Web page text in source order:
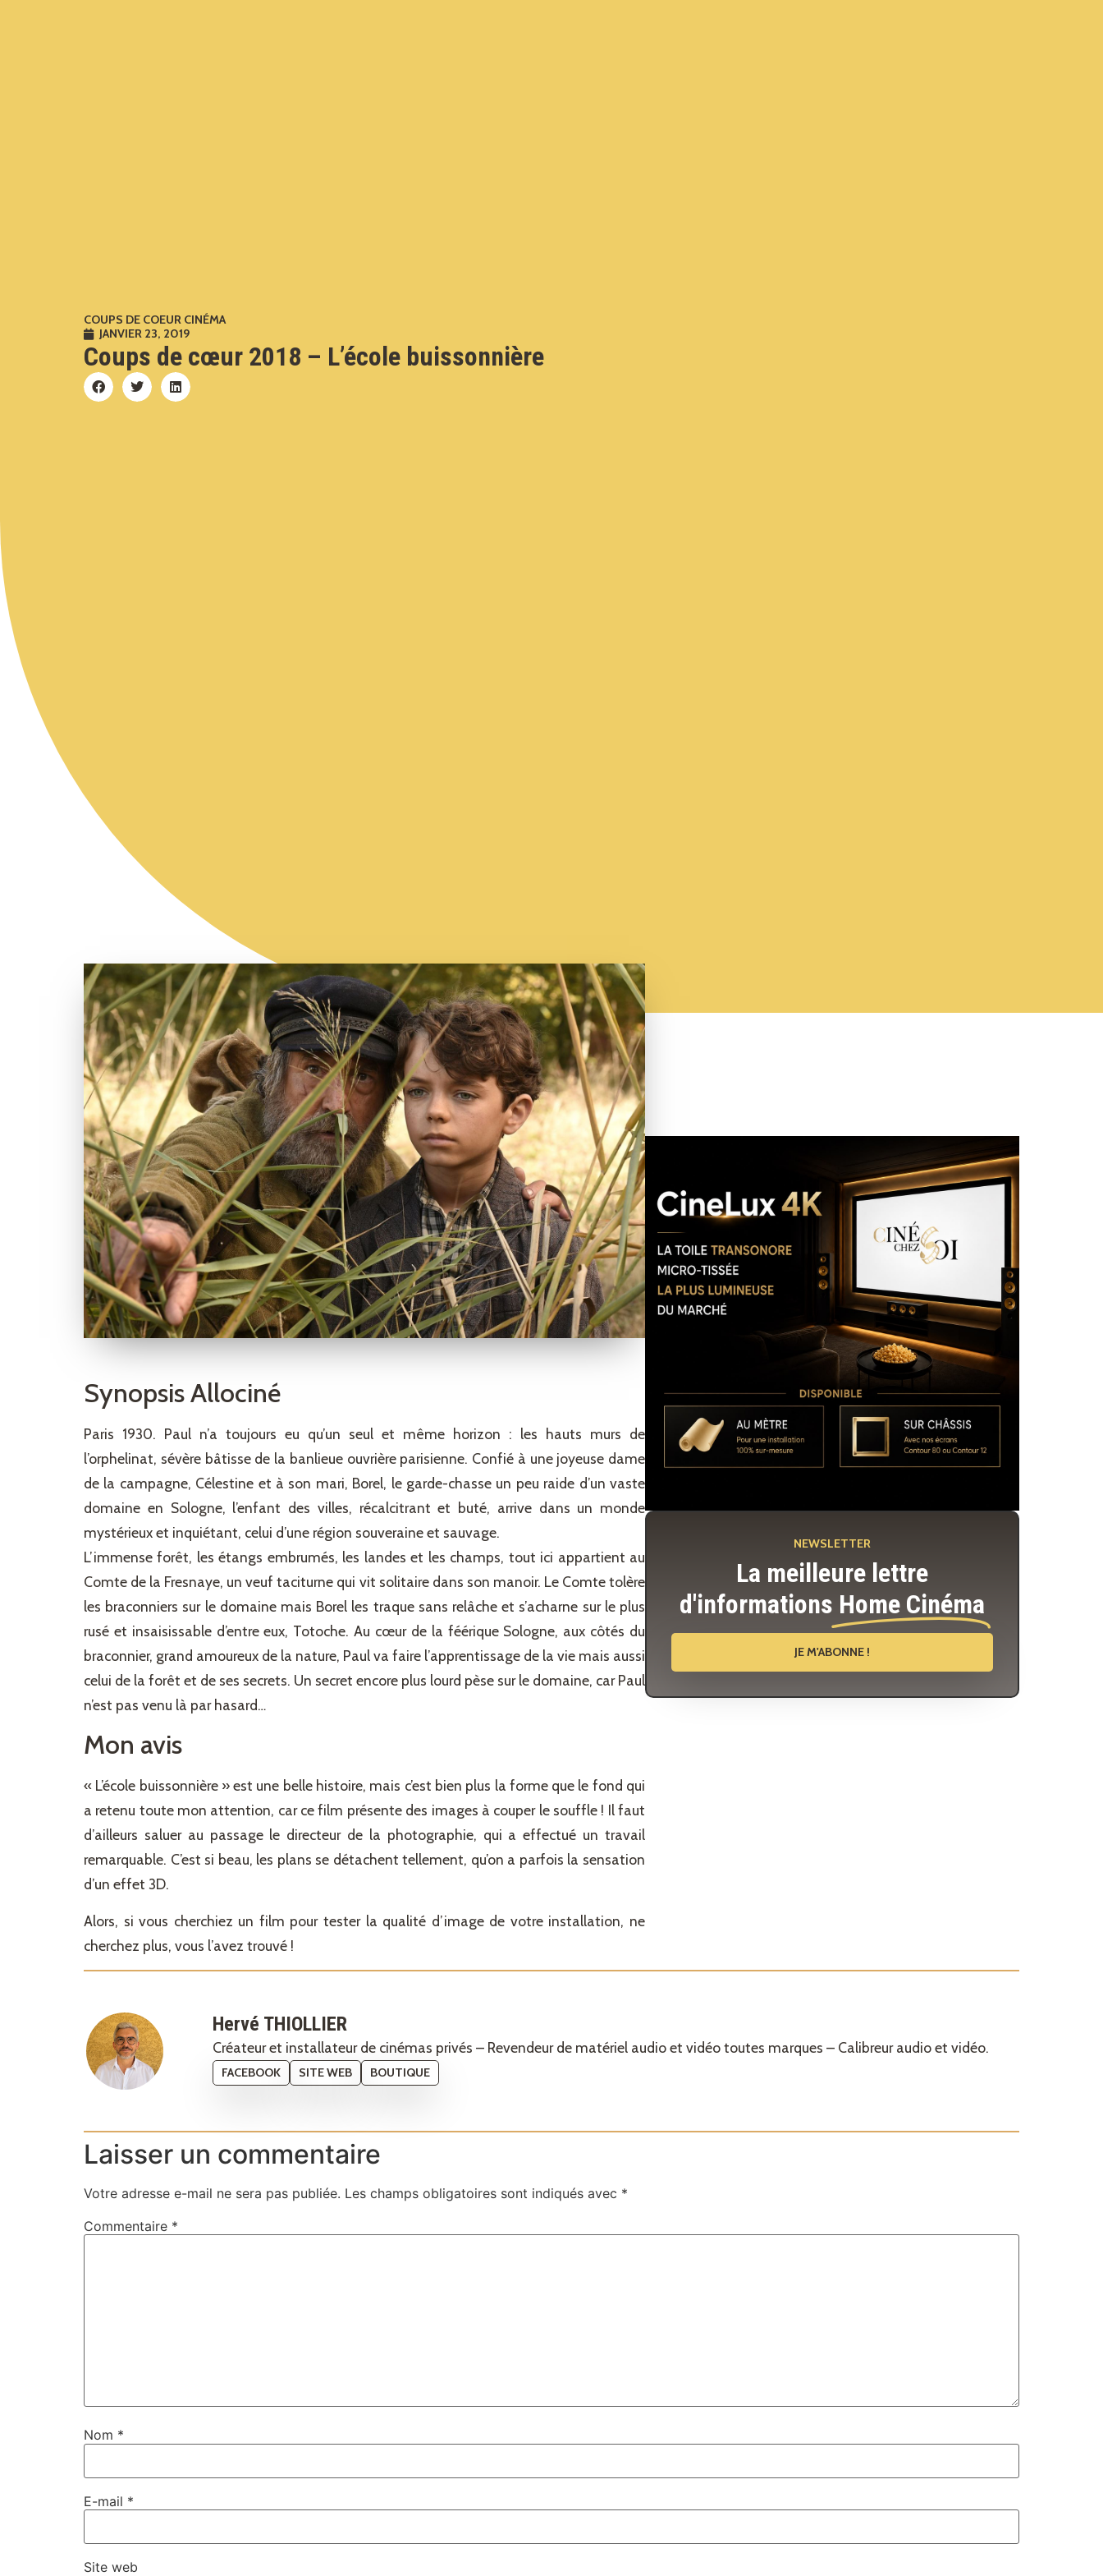
COUPS DE COEUR CINÉMA
JANVIER 23, 2019
Coups de cœur 2018 – L’école buissonnière
Synopsis Allociné
Paris 1930. Paul n’a toujours eu qu’un seul et même horizon : les hauts murs de
l’orphelinat, sévère bâtisse de la banlieue ouvrière parisienne. Confié à une joyeuse dame
de la campagne, Célestine et à son mari, Borel, le garde-chasse un peu raide d’un vaste
domaine en Sologne, l’enfant des villes, récalcitrant et buté, arrive dans un monde
mystérieux et inquiétant, celui d’une région souveraine et sauvage.
L’immense forêt, les étangs embrumés, les landes et les champs, tout ici appartient au
Comte de la Fresnaye, un veuf taciturne qui vit solitaire dans son manoir. Le Comte tolère
les braconniers sur le domaine mais Borel les traque sans relâche et s’acharne sur le plus
rusé et insaisissable d’entre eux, Totoche. Au cœur de la féérique Sologne, aux côtés du
braconnier, grand amoureux de la nature, Paul va faire l’apprentissage de la vie mais aussi
celui de la forêt et de ses secrets. Un secret encore plus lourd pèse sur le domaine, car Paul
n’est pas venu là par hasard…
Mon avis
« L’école buissonnière » est une belle histoire, mais c’est bien plus la forme que le fond qui
a retenu toute mon attention, car ce film présente des images à couper le souffle ! Il faut
d’ailleurs saluer au passage le directeur de la photographie, qui a effectué un travail
remarquable. C’est si beau, les plans se détachent tellement, qu’on a parfois la sensation
d’un effet 3D.
Alors, si vous cherchiez un film pour tester la qualité d’image de votre installation, ne
cherchez plus, vous l’avez trouvé !
NEWSLETTER
La meilleure lettre
d'informations Home Cinéma
JE M'ABONNE !
Hervé THIOLLIER
Créateur et installateur de cinémas privés – Revendeur de matériel audio et vidéo toutes marques – Calibreur audio et vidéo.
FACEBOOK SITE WEB BOUTIQUE
Laisser un commentaire
Votre adresse e-mail ne sera pas publiée. Les champs obligatoires sont indiqués avec *
Commentaire *
Nom *
E-mail *
Site web